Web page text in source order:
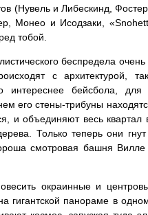
(Нувель и Либескинд,
Монео и Исодзаки,
тобой.
беспредела
с архитектурой,
интереснее бейсбола,
его стены-трибуны
и объединяют весь
Только теперь они
смотровая башня
окраинные и
гигантской панораме в